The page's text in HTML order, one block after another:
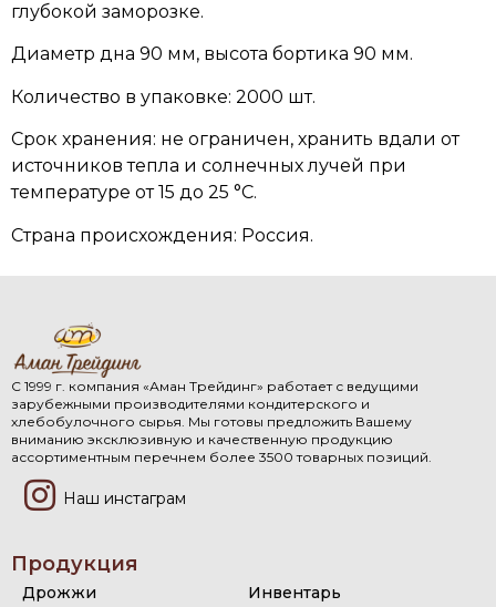
глубокой заморозке.
Диаметр дна 90 мм, высота бортика 90 мм.
Количество в упаковке: 2000 шт.
Срок хранения: не ограничен, хранить вдали от
источников тепла и солнечных лучей при
температуре от 15 до 25 °C.
Страна происхождения: Россия.
С 1999 г. компания «Аман Трейдинг» работает с ведущими
зарубежными производителями кондитерского и
хлебобулочного сырья. Мы готовы предложить Вашему
вниманию эксклюзивную и качественную продукцию
ассортиментным перечнем более 3500 товарных позиций.
Наш инстаграм
Продукция
Дрожжи
Инвентарь